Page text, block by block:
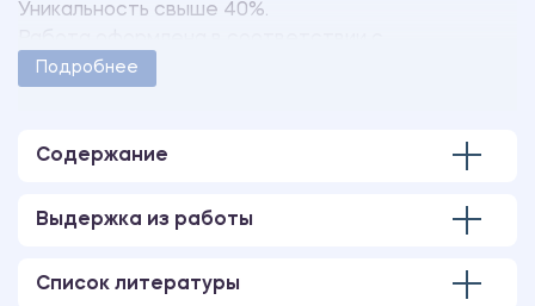
Уникальность свыше 40%.
методическими указаниями учебного заведения.
Подробнее
Содержание
Выдержка из работы
Список литературы